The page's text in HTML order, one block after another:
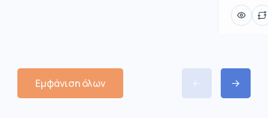
Εμφάνιση όλων